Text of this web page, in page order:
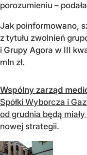
porozumieniu –
Jak poinformowano,
z tytułu zwolnień
i Grupy Agora w III
mln zł.
Wspólny zarząd
Spółki Wyborcza i
od grudnia będą
nowej strategii.